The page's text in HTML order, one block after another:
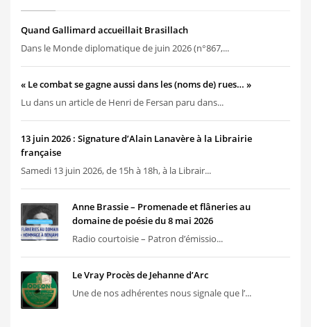
Quand Gallimard accueillait Brasillach
Dans le Monde diplomatique de juin 2026 (n°867,...
« Le combat se gagne aussi dans les (noms de) rues… »
Lu dans un article de Henri de Fersan paru dans...
13 juin 2026 : Signature d’Alain Lanavère à la Librairie
française
Samedi 13 juin 2026, de 15h à 18h, à la Librair...
Anne Brassie – Promenade et flâneries au
domaine de poésie du 8 mai 2026
Radio courtoisie – Patron d’émissio...
Le Vray Procès de Jehanne d’Arc
Une de nos adhérentes nous signale que l’...